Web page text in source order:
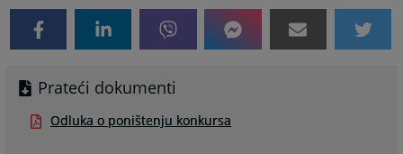
Prateći dokumenti
Odluka o poništenju konkursa